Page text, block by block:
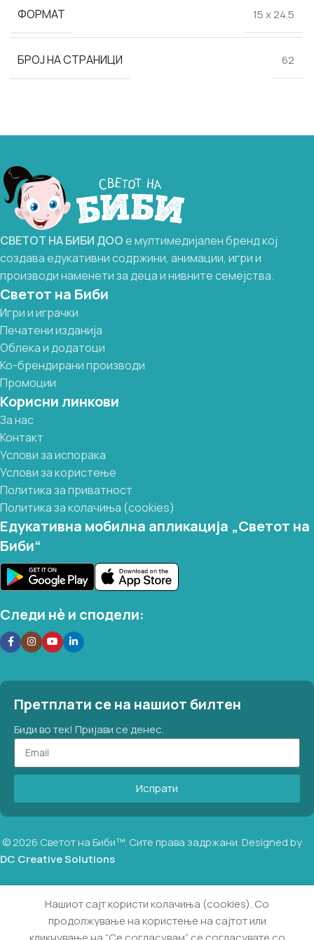
ФОРМАТ 15 х 24.5
БРОЈ НА СТРАНИЦИ 62
СВЕТОТ НАБИБИ ДООе мултимедијален бренд кој
создава едукативни содржини, анимации, игри и
производи наменети за деца и нивните семејства.
Светот на Биби
Игри и играчки
Печатени изданија
Облека и додатоци
Ко-брендирани производи
Промоции
Корисни линкови
За нас
Контакт
Услови за испорака
Услови за користење
Политика за приватност
Политика за колачиња (cookies)
Едукативна мобилна апликација „Светот на
Биби“
Следи нѐ и сподели:
Претплати се на нашиот билтен
Биди во тек! Пријави се денес.
Испрати
©2026 Светот на Биби™. Сите права задржани. Designed by
DC Creative Solutions
Нашиот сајт користи колачиња (cookies). Со
продолжување на користење на сајтот или
омилени
места
(Книга +
490.00ден
На
залиха